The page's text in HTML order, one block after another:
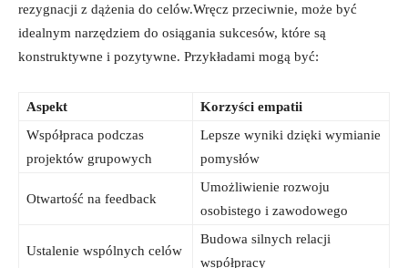
rezygnacji​ z dążenia do celów.Wręcz przeciwnie, ​może być
idealnym narzędziem do osiągania sukcesów, które są
konstruktywne i pozytywne. Przykładami‍ mogą być:
Aspekt
Korzyści empatii
Współpraca podczas
projektów grupowych
Lepsze wyniki dzięki wymianie
pomysłów
Otwartość‌ na feedback
Umożliwienie rozwoju
osobistego i zawodowego
Ustalenie wspólnych celów
Budowa silnych relacji⁢
współpracy